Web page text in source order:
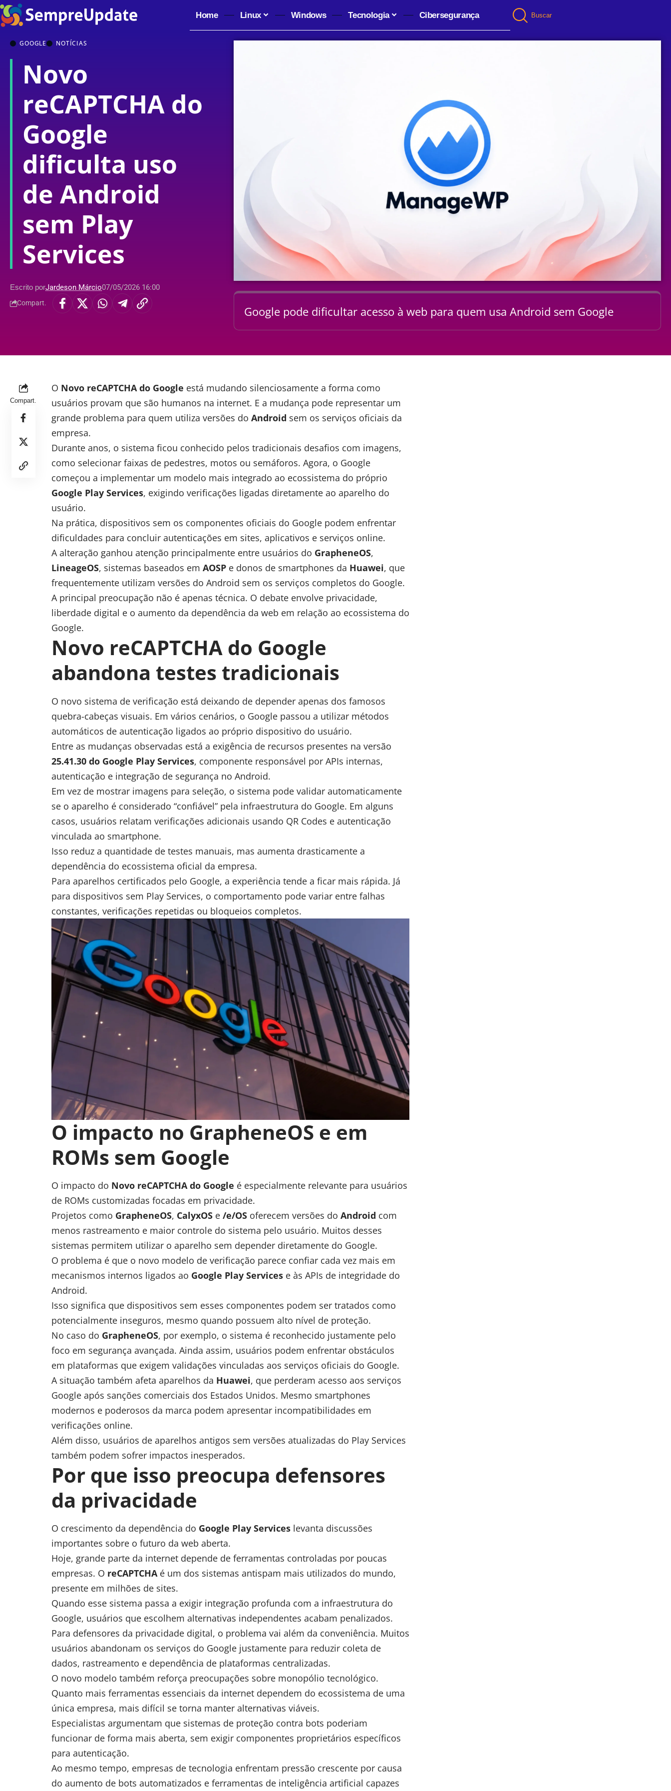
Home Linux Windows Tecnologia Cibersegurança Buscar
GOOGLE NOTÍCIAS
Novo
reCAPTCHA do
Google
dificulta uso
de Android
sem Play
Services
Escrito porJardeson Márcio07/05/2026 16:00
Compart.
Google pode dificultar acesso à web para quem usa Android sem Google
Compart.
O Novo reCAPTCHA do Google está mudando silenciosamente a forma como
usuários provam que são humanos na internet. E a mudança pode representar um
grande problema para quem utiliza versões do Android sem os serviços oficiais da
empresa.
Durante anos, o sistema ficou conhecido pelos tradicionais desafios com imagens,
como selecionar faixas de pedestres, motos ou semáforos. Agora, o Google
começou a implementar um modelo mais integrado ao ecossistema do próprio
Google Play Services, exigindo verificações ligadas diretamente ao aparelho do
usuário.
Na prática, dispositivos sem os componentes oficiais do Google podem enfrentar
dificuldades para concluir autenticações em sites, aplicativos e serviços online.
A alteração ganhou atenção principalmente entre usuários do GrapheneOS,
LineageOS, sistemas baseados em AOSP e donos de smartphones da Huawei, que
frequentemente utilizam versões do Android sem os serviços completos do Google.
A principal preocupação não é apenas técnica. O debate envolve privacidade,
liberdade digital e o aumento da dependência da web em relação ao ecossistema do
Google.
Novo reCAPTCHA do Google
abandona testes tradicionais
O novo sistema de verificação está deixando de depender apenas dos famosos
quebra-cabeças visuais. Em vários cenários, o Google passou a utilizar métodos
automáticos de autenticação ligados ao próprio dispositivo do usuário.
Entre as mudanças observadas está a exigência de recursos presentes na versão
25.41.30 do Google Play Services, componente responsável por APIs internas,
autenticação e integração de segurança no Android.
Em vez de mostrar imagens para seleção, o sistema pode validar automaticamente
se o aparelho é considerado “confiável” pela infraestrutura do Google. Em alguns
casos, usuários relatam verificações adicionais usando QR Codes e autenticação
vinculada ao smartphone.
Isso reduz a quantidade de testes manuais, mas aumenta drasticamente a
dependência do ecossistema oficial da empresa.
Para aparelhos certificados pelo Google, a experiência tende a ficar mais rápida. Já
para dispositivos sem Play Services, o comportamento pode variar entre falhas
constantes, verificações repetidas ou bloqueios completos.
O impacto no GrapheneOS e em
ROMs sem Google
O impacto do Novo reCAPTCHA do Google é especialmente relevante para usuários
de ROMs customizadas focadas em privacidade.
Projetos como GrapheneOS, CalyxOS e /e/OS oferecem versões do Android com
menos rastreamento e maior controle do sistema pelo usuário. Muitos desses
sistemas permitem utilizar o aparelho sem depender diretamente do Google.
O problema é que o novo modelo de verificação parece confiar cada vez mais em
mecanismos internos ligados ao Google Play Services e às APIs de integridade do
Android.
Isso significa que dispositivos sem esses componentes podem ser tratados como
potencialmente inseguros, mesmo quando possuem alto nível de proteção.
No caso do GrapheneOS, por exemplo, o sistema é reconhecido justamente pelo
foco em segurança avançada. Ainda assim, usuários podem enfrentar obstáculos
em plataformas que exigem validações vinculadas aos serviços oficiais do Google.
A situação também afeta aparelhos da Huawei, que perderam acesso aos serviços
Google após sanções comerciais dos Estados Unidos. Mesmo smartphones
modernos e poderosos da marca podem apresentar incompatibilidades em
verificações online.
Além disso, usuários de aparelhos antigos sem versões atualizadas do Play Services
também podem sofrer impactos inesperados.
Por que isso preocupa defensores
da privacidade
O crescimento da dependência do Google Play Services levanta discussões
importantes sobre o futuro da web aberta.
Hoje, grande parte da internet depende de ferramentas controladas por poucas
empresas. O reCAPTCHAé um dos sistemas antispam mais utilizados do mundo,
presente em milhões de sites.
Quando esse sistema passa a exigir integração profunda com a infraestrutura do
Google, usuários que escolhem alternativas independentes acabam penalizados.
Para defensores da privacidade digital, o problema vai além da conveniência. Muitos
usuários abandonam os serviços do Google justamente para reduzir coleta de
dados, rastreamento e dependência de plataformas centralizadas.
O novo modelo também reforça preocupações sobre monopólio tecnológico.
Quanto mais ferramentas essenciais da internet dependem do ecossistema de uma
única empresa, mais difícil se torna manter alternativas viáveis.
Especialistas argumentam que sistemas de proteção contra bots poderiam
funcionar de forma mais aberta, sem exigir componentes proprietários específicos
para autenticação.
Ao mesmo tempo, empresas de tecnologia enfrentam pressão crescente por causa
do aumento de bots automatizados e ferramentas de inteligência artificial capazes